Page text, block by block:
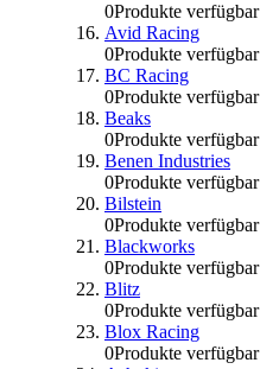
0Produkte verfügbar
Avid Racing
0Produkte verfügbar
BC Racing
0Produkte verfügbar
Beaks
0Produkte verfügbar
Benen Industries
0Produkte verfügbar
Bilstein
0Produkte verfügbar
Blackworks
0Produkte verfügbar
Blitz
0Produkte verfügbar
Blox Racing
0Produkte verfügbar